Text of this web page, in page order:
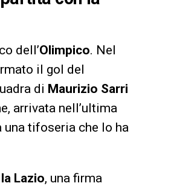
dell’Olimpico. Nel
il gol del
di Maurizio Sarri
arrivata nell’ultima
tifoseria che lo ha
Lazio, una firma